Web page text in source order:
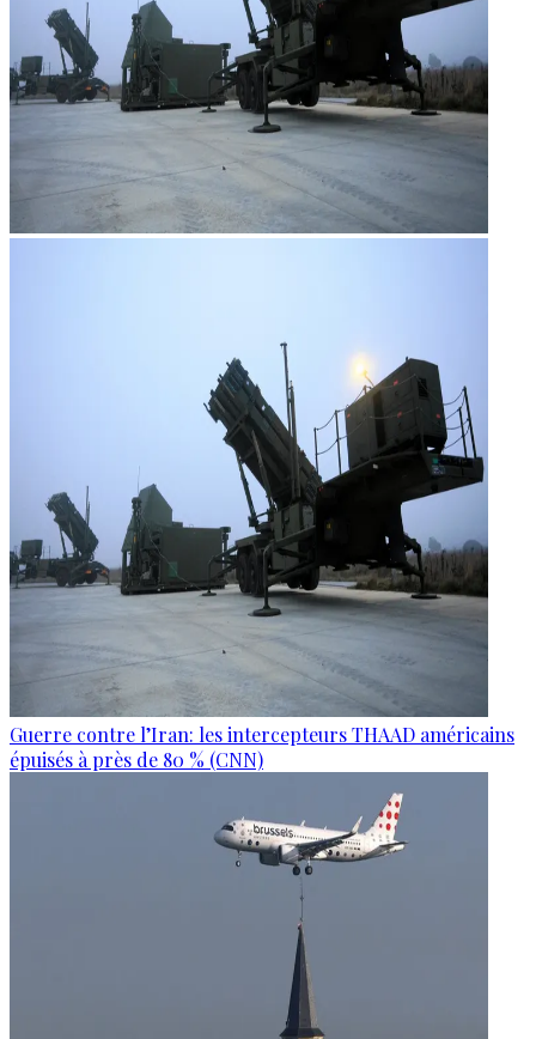
Guerre contre l’Iran: les intercepteurs THAAD américains
épuisés à près de 80 % (CNN)